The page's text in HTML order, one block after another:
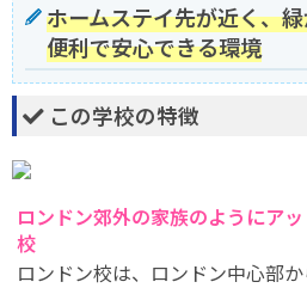
ホームステイ先が近く、
便利で安心できる環境
この学校の特徴
ロンドン郊外の家族のようにア
校
ロンドン校は、ロンドン中心部